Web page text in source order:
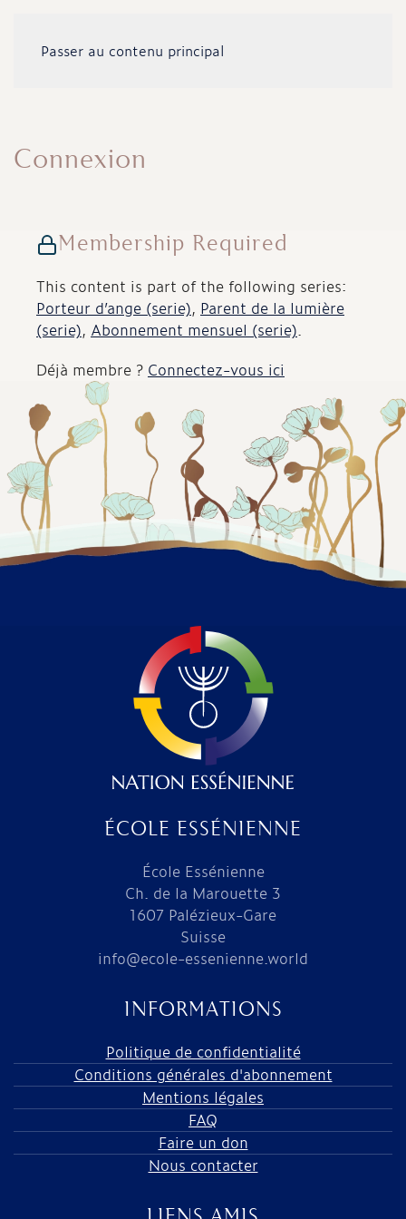
Passer au contenu principal
Connexion
Membership Required
This content is part of the following series:
Porteur d’ange (serie), Parent de la lumière
(serie), Abonnement mensuel (serie).
Déjà membre ? Connectez-vous ici
ÉCOLE ESSÉNIENNE
École Essénienne
Ch. de la Marouette 3
1607 Palézieux-Gare
Suisse
info@ecole-essenienne.world
INFORMATIONS
Politique de confidentialité
Conditions générales d'abonnement
Mentions légales
FAQ
Faire un don
Nous contacter